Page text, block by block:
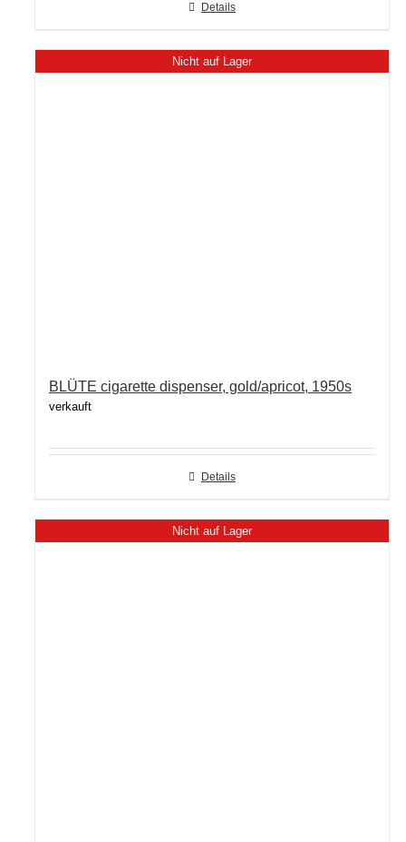
Details
Nicht auf Lager
BLÜTE cigarette dispenser, gold/apricot, 1950s
verkauft
Details
Nicht auf Lager